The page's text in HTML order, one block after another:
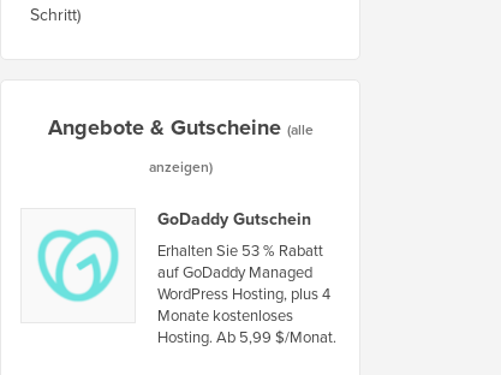
Schritt)
Angebote & Gutscheine (alle
anzeigen)
GoDaddy Gutschein
Erhalten Sie 53 % Rabatt
auf GoDaddy Managed
WordPress Hosting, plus 4
Monate kostenloses
Hosting. Ab 5,99 $/Monat.